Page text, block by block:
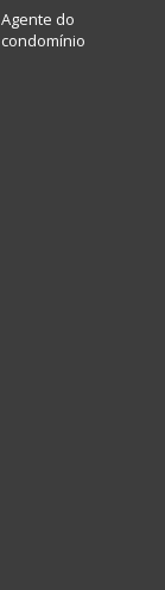
Agente do
condomínio